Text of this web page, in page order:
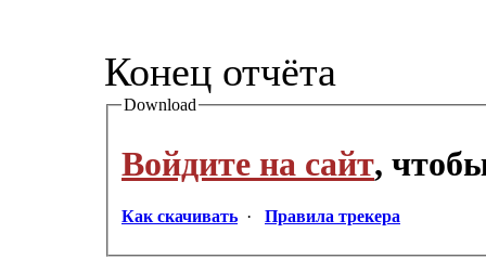
Конец отчёта
Download
Войдите на сайт,
Как скачивать · Правила трекера